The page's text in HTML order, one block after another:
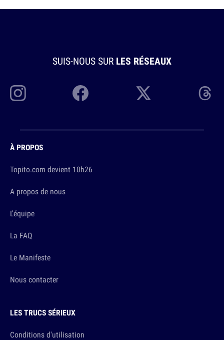
SUIS-NOUS SUR LES RÉSEAUX
À PROPOS
Topito.com devient 10h26
A propos de nous
L'équipe
La FAQ
Le Manifeste
Nous contacter
LES TRUCS SÉRIEUX
Conditions d'utilisation